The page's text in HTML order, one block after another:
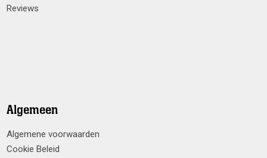
Reviews
Algemeen
Algemene voorwaarden
Cookie Beleid